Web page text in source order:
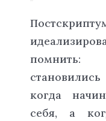
когда
себя, а